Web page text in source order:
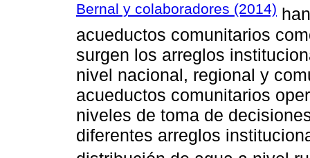
Bernal y colaboradores (2014)
acueductos comunitarios
surgen los arreglos
nivel nacional, regional y
acueductos comunitarios
niveles de toma de
diferentes arreglos